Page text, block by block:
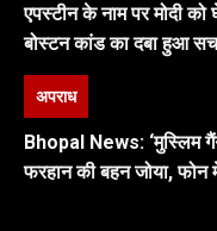
एपस्टीन के नाम पर मोदी
बोस्टन कांड का दबा हुआ सच
अपराध
Bhopal News: ‘मुस्लिम
फरहान की बहन जोया, फोन